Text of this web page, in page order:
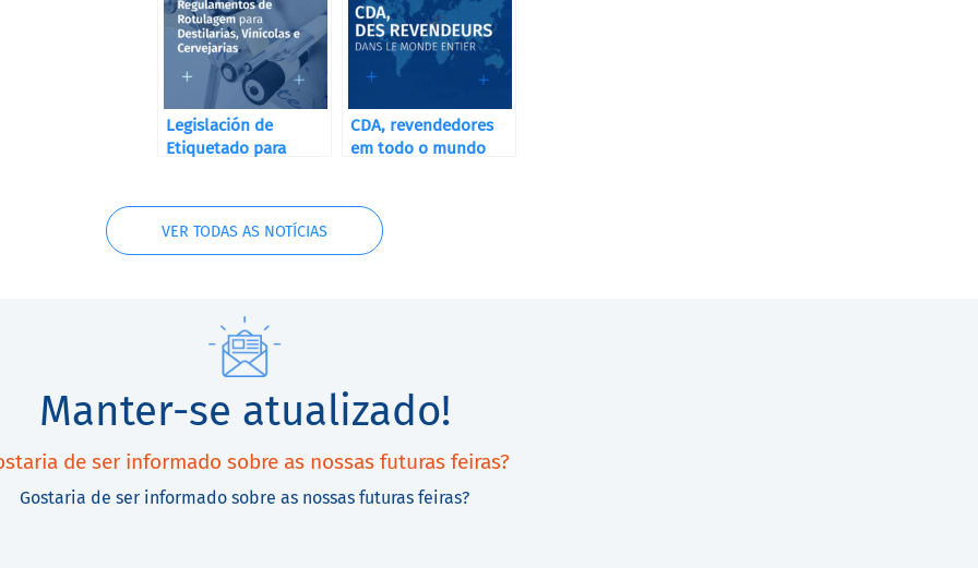
Legislación de
Etiquetado para
CDA, revendedores
em todo o mundo
VER TODAS AS NOTÍCIAS
Manter-se atualizado!
de ser informado sobre as nossas futuras feiras?
Gostaria de ser informado sobre as nossas futuras feiras?